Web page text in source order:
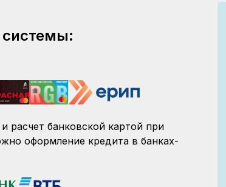
расчет банковской картой при
оформление кредита в банках-